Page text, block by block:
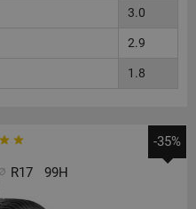
3.0
2.9
1.8
R17
99H
-35%